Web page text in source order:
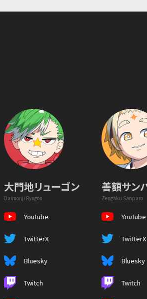
大門地リューゴン
Daimonji Ryugon
Youtube
TwitterX
Bluesky
Twitch
善額サン
Zengaku Sanparo
Youtube
TwitterX
Bluesky
Twitch